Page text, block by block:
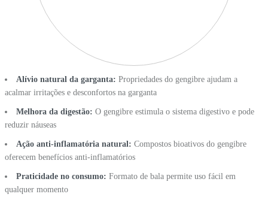
Alívio natural da garganta: Propriedades do gengibre ajudam a
acalmar irritações e desconfortos na garganta
Melhora da digestão: O gengibre estimula o sistema digestivo e pode
reduzir náuseas
Ação anti-inflamatória natural: Compostos bioativos do gengibre
oferecem benefícios anti-inflamatórios
Praticidade no consumo: Formato de bala permite uso fácil em
qualquer momento